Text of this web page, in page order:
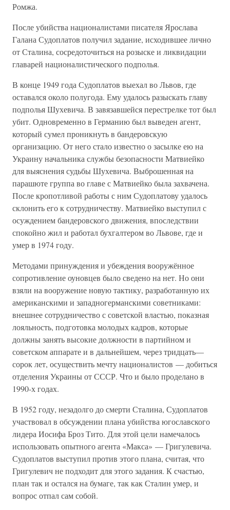
Ромжа.
После убийства националистами писателя Ярослава
Галана Судоплатов получил задание, исходившее лично
от Сталина, сосредоточиться на розыске и ликвидации
главарей националистического подполья.
В конце 1949 года Судоплатов выехал во Львов, где
оставался около полугода. Ему удалось разыскать главу
подполья Шухевича. В завязавшейся перестрелке тот был
убит. Одновременно в Германию был выведен агент,
который сумел проникнуть в бандеровскую
организацию. От него стало известно о засылке ею на
Украину начальника службы безопасности Матвиейко
для выяснения судьбы Шухевича. Выброшенная на
парашюте группа во главе с Матвиейко была захвачена.
После кропотливой работы с ним Судоплатову удалось
склонить его к сотрудничеству. Матвиейко выступил с
осуждением бандеровского движения, впоследствии
спокойно жил и работал бухгалтером во Львове, где и
умер в 1974 году.
Методами принуждения и убеждения вооружённое
сопротивление оуновцев было сведено на нет. Но они
взяли на вооружение новую тактику, разработанную их
американскими и западногерманскими советниками:
внешнее сотрудничество с советской властью, показная
лояльность, подготовка молодых кадров, которые
должны занять высокие должности в партийном и
советском аппарате и в дальнейшем, через тридцать—
сорок лет, осуществить мечту националистов — добиться
отделения Украины от СССР. Что и было проделано в
1990-х годах.
В 1952 году, незадолго до смерти Сталина, Судоплатов
участвовал в обсуждении плана убийства югославского
лидера Иосифа Броз Тито. Для этой цели намечалось
использовать опытного агента «Макса» — Григулевича.
Судоплатов выступил против этого плана, считая, что
Григулевич не подходит для этого задания. К счастью,
план так и остался на бумаге, так как Сталин умер, и
вопрос отпал сам собой.